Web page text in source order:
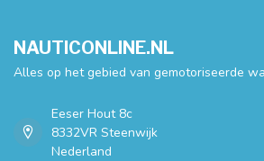
NAUTICONLINE.NL
Alles op het gebied van gemotoriseerde
Eeser Hout 8c
8332VR Steenwijk
Nederland